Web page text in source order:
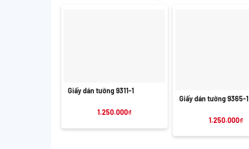
Giấy dán tường 9311-1
1.250.000₫
Giấy dán tường 9365-1
1.250.000₫